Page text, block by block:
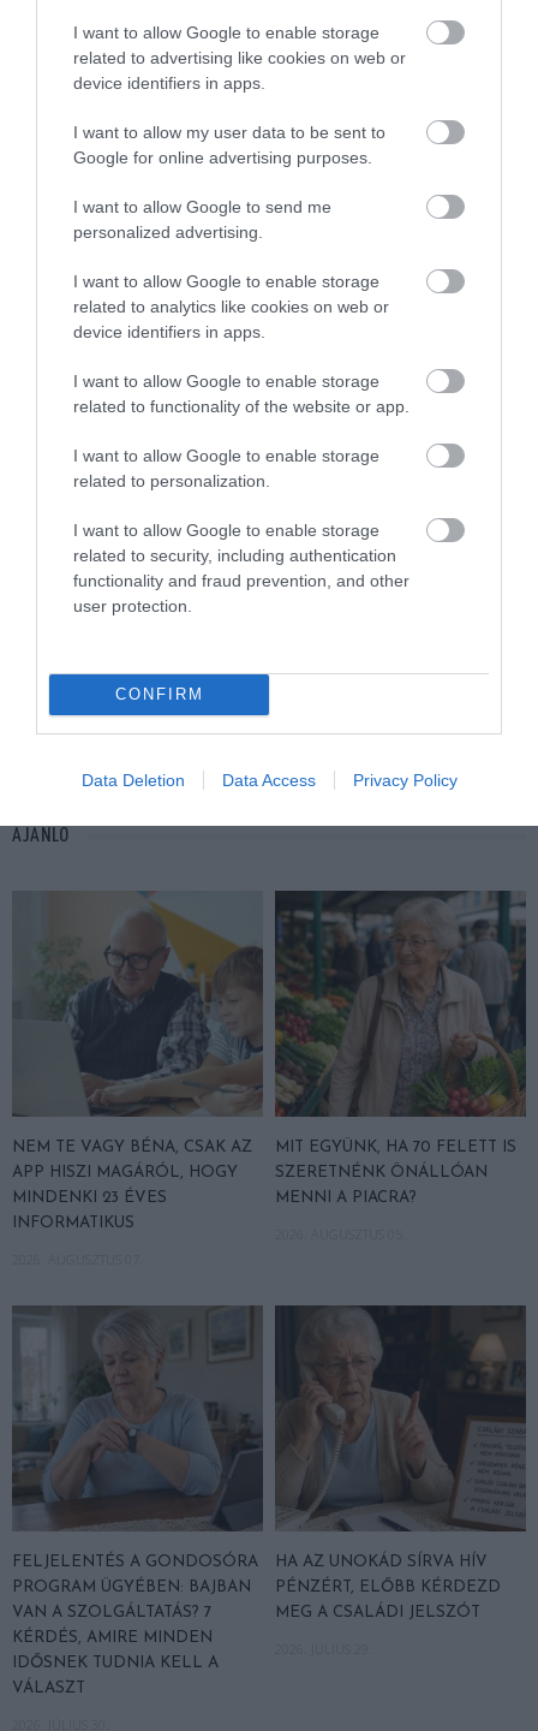
I want to allow Google to enable storage
related to advertising like cookies on web or
device identifiers in apps.
I want to allow my user data to be sent to
Google for online advertising purposes.
I want to allow Google to send me
personalized advertising.
I want to allow Google to enable storage
related to analytics like cookies on web or
device identifiers in apps.
I want to allow Google to enable storage
related to functionality of the website or app.
I want to allow Google to enable storage
related to personalization.
I want to allow Google to enable storage
related to security, including authentication
functionality and fraud prevention, and other
user protection.
CONFIRM
Data Deletion Data Access Privacy Policy
CÍMKE: KÜTYÜ SEGÍTSÉG
AJÁNLÓ
NEM TE VAGY BÉNA, CSAK AZ
APP HISZI MAGÁRÓL, HOGY
MINDENKI 23 ÉVES
INFORMATIKUS
MIT EGYÜNK, HA 70 FELETT IS
SZERETNÉNK ÖNÁLLÓAN
MENNI A PIACRA?
FELJELENTÉS A GONDOSÓRA
PROGRAM ÜGYÉBEN: BAJBAN
VAN A SZOLGÁLTATÁS? 7
KÉRDÉS, AMIRE MINDEN
IDŐSNEK TUDNIA KELL A
VÁLASZT
HA AZ UNOKÁD SÍRVA HÍV
PÉNZÉRT, ELŐBB KÉRDEZD
MEG A CSALÁDI JELSZÓT